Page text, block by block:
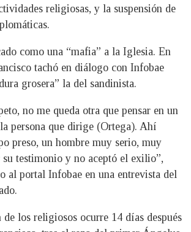
religiosas, y la suspensión de
como una “mafia” a la Iglesia. En
tachó en diálogo con Infobae
grosera” la del sandinista.
no me queda otra que pensar en un
persona que dirige (Ortega). Ahí
preso, un hombre muy serio, muy
su testimonio y no aceptó el exilio”,
al portal Infobae en una entrevista del
los religiosos ocurre 14 días después